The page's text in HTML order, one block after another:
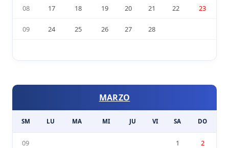
08 17 18 19 20 21 22 23
09 24 25 26 27 28
MARZO
SM LU MA MI JU VI SA DO
09 1 2